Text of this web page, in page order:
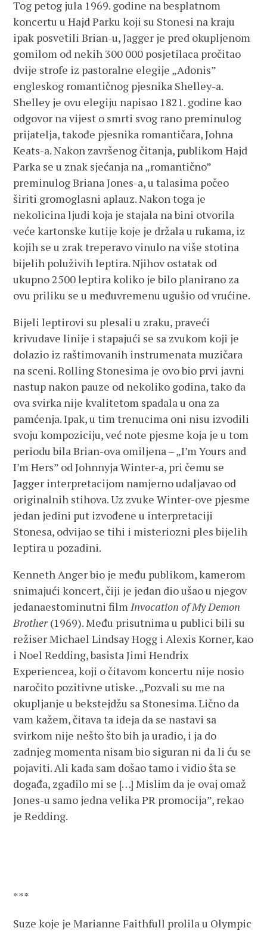
Tog petog jula 1969. godine na besplatnom
koncertu u Hajd Parku koji su Stonesi na kraju
ipak posvetili Brian-u, Jagger je pred okupljenom
gomilom od nekih 300 000 posjetilaca pročitao
dvije strofe iz pastoralne elegije „Adonis”
engleskog romantičnog pjesnika Shelley-a.
Shelley je ovu elegiju napisao 1821. godine kao
odgovor na vijest o smrti svog rano preminulog
prijatelja, takođe pjesnika romantičara, Johna
Keats-a. Nakon završenog čitanja, publikom Hajd
Parka se u znak sjećanja na „romantično”
preminulog Briana Jones-a, u talasima počeo
širiti gromoglasni aplauz. Nakon toga je
nekolicina ljudi koja je stajala na bini otvorila
veće kartonske kutije koje je držala u rukama, iz
kojih se u zrak treperavo vinulo na više stotina
bijelih poluživih leptira. Njihov ostatak od
ukupno 2500 leptira koliko je bilo planirano za
ovu priliku se u međuvremenu ugušio od vrućine.
Bijeli leptirovi su plesali u zraku, praveći
krivudave linije i stapajući se sa zvukom koji je
dolazio iz raštimovanih instrumenata muzičara
na sceni. Rolling Stonesima je ovo bio prvi javni
nastup nakon pauze od nekoliko godina, tako da
ova svirka nije kvalitetom spadala u ona za
pamćenja. Ipak, u tim trenucima oni nisu izvodili
svoju kompoziciju, već note pjesme koja je u tom
periodu bila Brian-ova omiljena – „I’m Yours and
I’m Hers” od Johnnyja Winter-a, pri čemu se
Jagger interpretacijom namjerno udaljavao od
originalnih stihova. Uz zvuke Winter-ove pjesme
jedan jedini put izvođene u interpretaciji
Stonesa, odvijao se tihi i misteriozni ples bijelih
leptira u pozadini.
Kenneth Anger bio je među publikom, kamerom
snimajući koncert, čiji je jedan dio ušao u njegov
jedanaestominutni filmInvocation of My Demon
Brother(1969). Među prisutnima u publici bili su
režiser Michael Lindsay Hogg i Alexis Korner, kao
i Noel Redding, basista Jimi Hendrix
Experiencea, koji o čitavom koncertu nije nosio
naročito pozitivne utiske. „Pozvali su me na
okupljanje u bekstejdžu sa Stonesima. Lično da
vam kažem, čitava ta ideja da se nastavi sa
svirkom nije nešto što bih ja uradio, i ja do
zadnjeg momenta nisam bio siguran ni da li ću se
pojaviti. Ali kada sam došao tamo i vidio šta se
događa, zgadilo mi se […] Mislim da je ovaj omaž
Jones-u samo jedna velika PR promocija”, rekao
je Redding.
***
Suze koje je Marianne Faithfull prolila u Olympic